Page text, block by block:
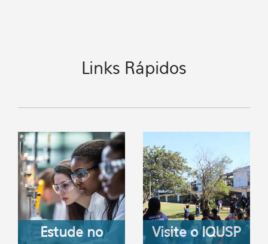
Links Rápidos
Estude no
Visite o IQUSP